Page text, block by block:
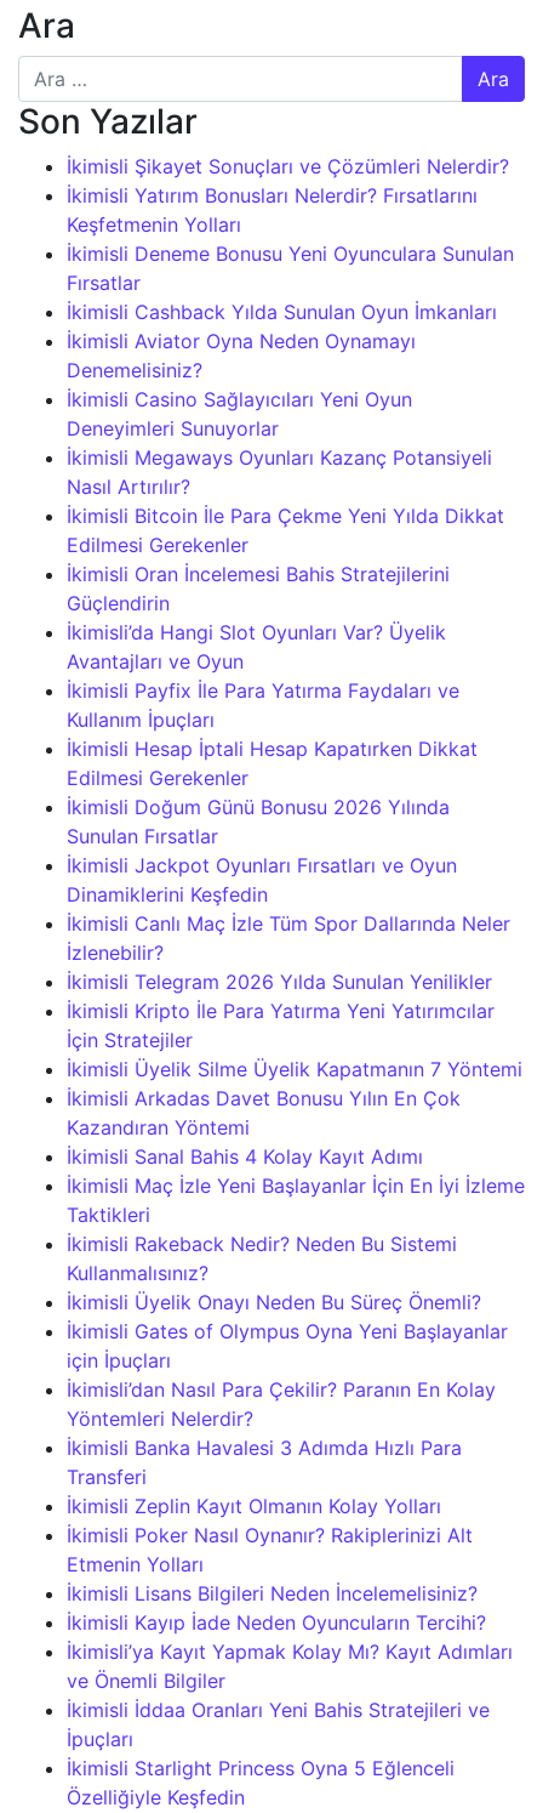
Ara
Arama:
Son Yazılar
İkimisli Şikayet Sonuçları ve Çözümleri Nelerdir?
İkimisli Yatırım Bonusları Nelerdir? Fırsatlarını
Keşfetmenin Yolları
İkimisli Deneme Bonusu Yeni Oyunculara Sunulan
Fırsatlar
İkimisli Cashback Yılda Sunulan Oyun İmkanları
İkimisli Aviator Oyna Neden Oynamayı
Denemelisiniz?
İkimisli Casino Sağlayıcıları Yeni Oyun
Deneyimleri Sunuyorlar
İkimisli Megaways Oyunları Kazanç Potansiyeli
Nasıl Artırılır?
İkimisli Bitcoin İle Para Çekme Yeni Yılda Dikkat
Edilmesi Gerekenler
İkimisli Oran İncelemesi Bahis Stratejilerini
Güçlendirin
İkimisli’da Hangi Slot Oyunları Var? Üyelik
Avantajları ve Oyun
İkimisli Payfix İle Para Yatırma Faydaları ve
Kullanım İpuçları
İkimisli Hesap İptali Hesap Kapatırken Dikkat
Edilmesi Gerekenler
İkimisli Doğum Günü Bonusu 2026 Yılında
Sunulan Fırsatlar
İkimisli Jackpot Oyunları Fırsatları ve Oyun
Dinamiklerini Keşfedin
İkimisli Canlı Maç İzle Tüm Spor Dallarında Neler
İzlenebilir?
İkimisli Telegram 2026 Yılda Sunulan Yenilikler
İkimisli Kripto İle Para Yatırma Yeni Yatırımcılar
İçin Stratejiler
İkimisli Üyelik Silme Üyelik Kapatmanın 7 Yöntemi
İkimisli Arkadas Davet Bonusu Yılın En Çok
Kazandıran Yöntemi
İkimisli Sanal Bahis 4 Kolay Kayıt Adımı
İkimisli Maç İzle Yeni Başlayanlar İçin En İyi İzleme
Taktikleri
İkimisli Rakeback Nedir? Neden Bu Sistemi
Kullanmalısınız?
İkimisli Üyelik Onayı Neden Bu Süreç Önemli?
İkimisli Gates of Olympus Oyna Yeni Başlayanlar
için İpuçları
İkimisli’dan Nasıl Para Çekilir? Paranın En Kolay
Yöntemleri Nelerdir?
İkimisli Banka Havalesi 3 Adımda Hızlı Para
Transferi
İkimisli Zeplin Kayıt Olmanın Kolay Yolları
İkimisli Poker Nasıl Oynanır? Rakiplerinizi Alt
Etmenin Yolları
İkimisli Lisans Bilgileri Neden İncelemelisiniz?
İkimisli Kayıp İade Neden Oyuncuların Tercihi?
İkimisli’ya Kayıt Yapmak Kolay Mı? Kayıt Adımları
ve Önemli Bilgiler
İkimisli İddaa Oranları Yeni Bahis Stratejileri ve
İpuçları
İkimisli Starlight Princess Oyna 5 Eğlenceli
Özelliğiyle Keşfedin